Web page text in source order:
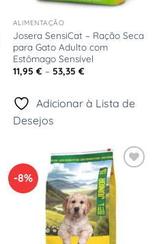
ALIMENTAÇÃO
Josera SensiCat – Ração Seca
para Gato Adulto com
Estômago Sensível
11,95 € – 53,35 €Price
53,35 €
Adicionar à Lista de
Desejos
-8%
Adicionar
à Lista
Desejos